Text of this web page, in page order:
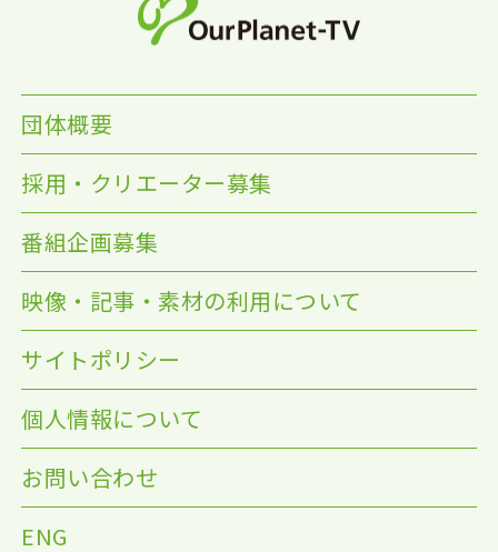
団体概要
採用・クリエーター募集
番組企画募集
映像・記事・素材の利用について
サイトポリシー
個人情報について
お問い合わせ
ENG